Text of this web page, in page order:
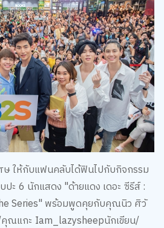
ให้กับแฟนคลับได้ฟินไปกับกิจกรรม
ะ 6 นักแสดง "ด้ายแดง เดอะ ซีรีส์ :
Series" พร้อมพูดคุยกับคุณนิว ศิวั
แกะ Iam_lazysheepนักเขียน/